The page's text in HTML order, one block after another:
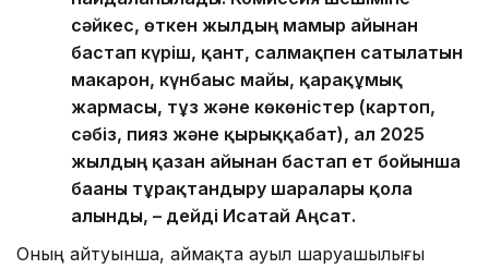
сәйкес, өткен жылдың мамыр айынан
бастап күріш, қант, салмақпен сатылатын
макарон, күнбағыс майы, қарақұмық
жармасы, тұз және көкөністер (картоп,
сәбіз, пияз және қырыққабат), ал 2025
жылдың қазан айынан бастап ет бойынша
бағаны тұрақтандыру шаралары қолға
алынды, – дейді Исатай Аңсат.
Оның айтуынша, аймақта ауыл шаруашылығы